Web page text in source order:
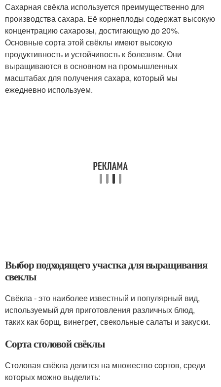
Сахарная свёкла используется преимущественно для
производства сахара. Её корнеплоды содержат высокую
концентрацию сахарозы, достигающую до 20%.
Основные сорта этой свёклы имеют высокую
продуктивность и устойчивость к болезням. Они
выращиваются в основном на промышленных
масштабах для получения сахара, который мы
ежедневно используем.
Выбор подходящего участка для выращивания
свеклы
Свёкла - это наиболее известный и популярный вид,
используемый для приготовления различных блюд,
таких как борщ, винегрет, свекольные салаты и закуски.
Сорта столовой свёклы
Столовая свёкла делится на множество сортов, среди
которых можно выделить: